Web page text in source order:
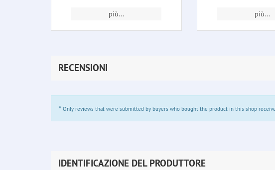
più... più...
RECENSIONI
* Only reviews that were submitted by buyers who bought the product in this shop
IDENTIFICAZIONE DEL PRODUTTORE